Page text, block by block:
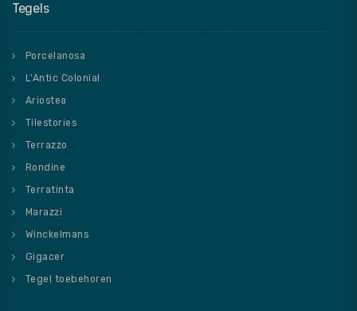
Tegels
Porcelanosa
L’Antic Colonial
Ariostea
Tilestories
Terrazzo
Rondine
Terratinta
Marazzi
Winckelmans
Gigacer
Tegel toebehoren